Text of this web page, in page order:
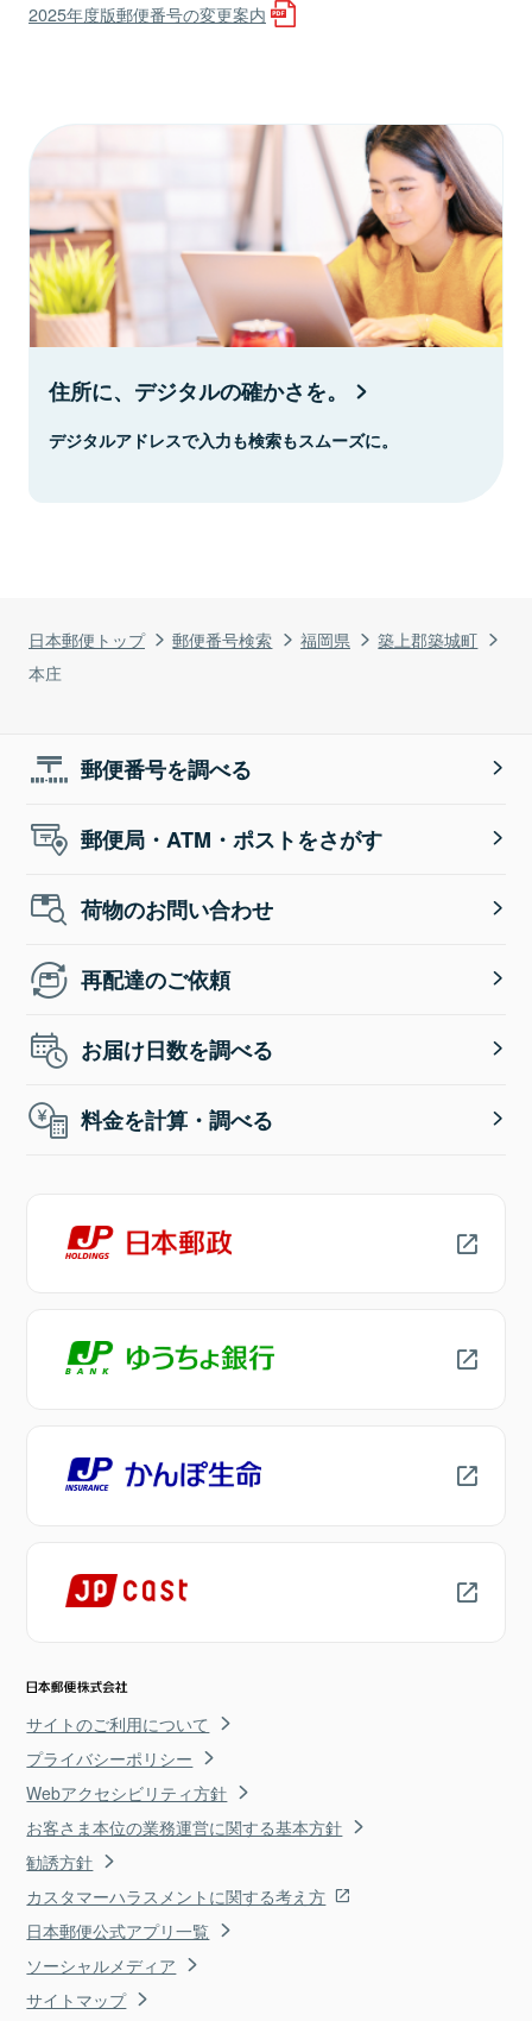
日本郵便トップ 郵便番号検索 福岡県
築上郡築城町
本庄
2025年度版郵便番号の変更案内
住所に、デジタルの確かさを。
デジタルアドレスで入力も検索もスムーズに。
郵便番号を調べる
郵便局・ATM・ポストをさがす
荷物のお問い合わせ
再配達のご依頼
お届け日数を調べる
料金を計算・調べる
サイトのご利用について
プライバシーポリシー
Webアクセシビリティ方針
お客さま本位の業務運営に関する基本方針
勧誘方針
カスタマーハラスメントに関する考え方
日本郵便公式アプリ一覧
ソーシャルメディア
サイトマップ